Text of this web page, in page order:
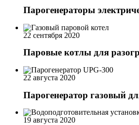
Парогенераторы
22 сентября 2020
Паровые котлы для
22 августа 2020
Парогенератор газовый
19 августа 2020